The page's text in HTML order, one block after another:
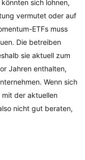
sich lohnen,
vermutet oder auf
ETFs muss
Die betreiben
sie aktuell zum
Jahren enthalten,
Wenn sich
der aktuellen
nicht gut beraten,